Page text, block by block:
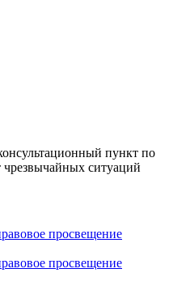
пункт по
чрезвычайных ситуаций
просвещение
просвещение